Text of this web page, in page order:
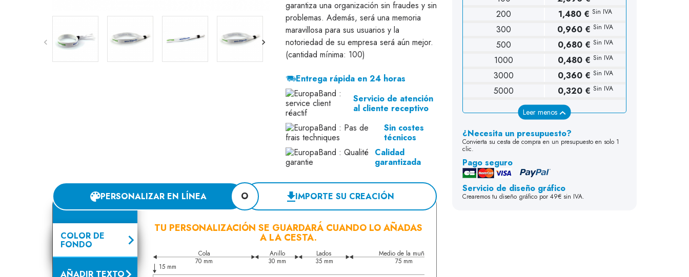
garantiza una organización sin fraudes y sin
problemas. Además, será una memoria
maravillosa para sus usuarios y la
notoriedad de su empresa será aún mejor.
(cantidad mínima: 100)
Entrega rápida en 24 horas
Servicio de atención
al cliente receptivo
Sin costes
técnicos
Calidad
garantizada
PERSONALIZAR EN LÍNEA O IMPORTE SU CREACIÓN
COLOR DE
FONDO
AÑADIR TEXTO
TU PERSONALIZACIÓN SE GUARDARÁ CUANDO LO AÑADAS
A LA CESTA.
70 mm 30 mm 35 mm 75 mm
15 mm
Medio de la muñeca
Anillo
Cola Lados
200 1,480 € Sin IVA
300 0,960 € Sin IVA
500 0,680 € Sin IVA
1000 0,480 € Sin IVA
3000 0,360 € Sin IVA
5000 0,320 € Sin IVA
Leer menos
¿Necesita un presupuesto?
Convierta su cesta de compra en un presupuesto en solo 1
clic.
Pago seguro
Servicio de diseño gráfico
Crearemos tu diseño gráfico por 49€ sin IVA.